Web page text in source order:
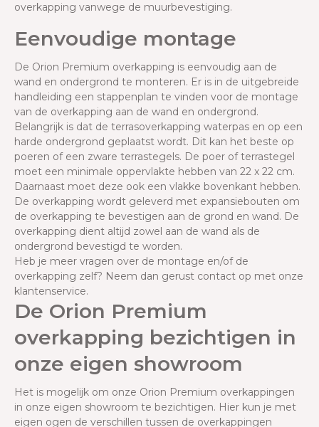
overkapping vanwege de muurbevestiging.
Eenvoudige montage
De Orion Premium overkapping is eenvoudig aan de
wand en ondergrond te monteren. Er is in de uitgebreide
handleiding een stappenplan te vinden voor de montage
van de overkapping aan de wand en ondergrond.
Belangrijk is dat de terrasoverkapping waterpas en op een
harde ondergrond geplaatst wordt. Dit kan het beste op
poeren of een zware terrastegels. De poer of terrastegel
moet een minimale oppervlakte hebben van 22 x 22 cm.
Daarnaast moet deze ook een vlakke bovenkant hebben.
De overkapping wordt geleverd met expansiebouten om
de overkapping te bevestigen aan de grond en wand. De
overkapping dient altijd zowel aan de wand als de
ondergrond bevestigd te worden.
Heb je meer vragen over de montage en/of de
overkapping zelf? Neem dan gerust contact op met onze
klantenservice.
De Orion Premium
overkapping bezichtigen in
onze eigen showroom
Het is mogelijk om onze Orion Premium overkappingen
in onze eigen showroom te bezichtigen. Hier kun je met
eigen ogen de verschillen tussen de overkappingen